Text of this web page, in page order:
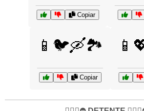
Copiar
📱🐦🛶🏞️
Copiar